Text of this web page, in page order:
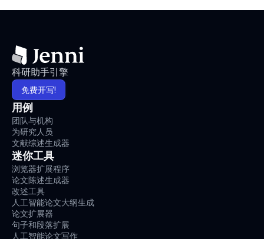
科研助手引擎
免费开写!
用例
团队与机构
为研究人员
文献综述生成器
迷你工具
浏览器扩展程序
论文陈述生成器
改述工具
人工智能论文大纲生成
论文扩展器
句子和段落扩展
人工智能论文写作